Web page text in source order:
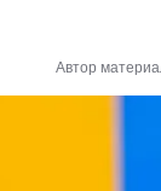
Автор